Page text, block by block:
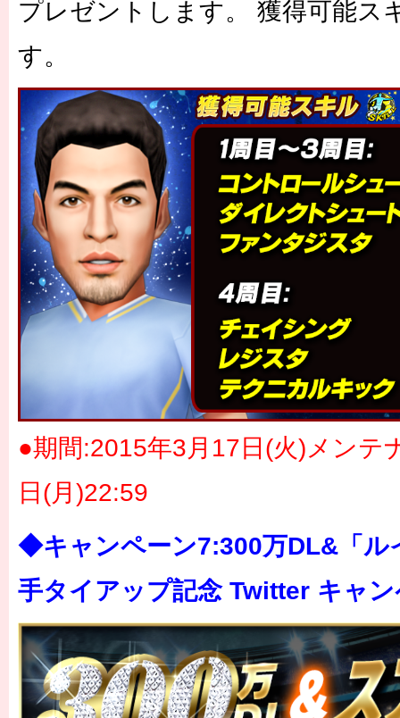
プレゼントします。 獲得可能ス
す。
●期間:2015年3月17日(火)メンテ
日(月)22:59
◆キャンペーン7:300万DL&「ル
手タイアップ記念 Twitter キャ